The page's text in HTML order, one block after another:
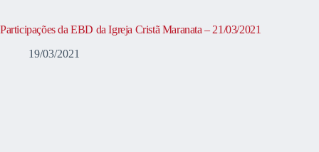
Participações da EBD da Igreja Cristã Maranata – 21/03/2021
19/03/2021